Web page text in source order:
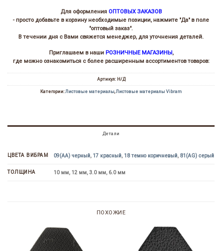
Для оформления ОПТОВЫХ ЗАКАЗОВ
- просто добавьте в корзину необходимые позиции, нажмите "Да" в поле
"оптовый заказ".
В течении дня с Вами свяжется менеджер, для уточнения деталей.
Приглашаем в наши РОЗНИЧНЫЕ МАГАЗИНЫ,
где можно ознакомиться с более расширенным ассортиментов товаров:
Артикул: Н/Д
Категории: Листовые материалы, Листовые материалы Vibram
Детали
ЦВЕТА ВИБРАМ 09(AA) черный, 17 красный, 18 темно коричневый, 81(AG) серый
ТОЛЩИНА 10 мм, 12 мм, 3.0 мм, 6.0 мм
ПОХОЖИЕ